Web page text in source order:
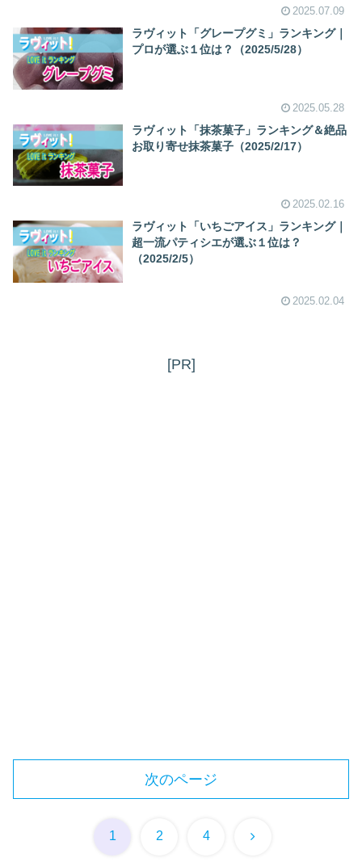
2025.07.09
ラヴィット「グレープグミ」ランキング｜
プロが選ぶ１位は？（2025/5/28）
2025.05.28
ラヴィット「抹茶菓子」ランキング＆絶品
お取り寄せ抹茶菓子（2025/2/17）
2025.02.16
ラヴィット「いちごアイス」ランキング｜
超一流パティシエが選ぶ１位は？
（2025/2/5）
2025.02.04
[PR]
次のページ
1 2 4 次